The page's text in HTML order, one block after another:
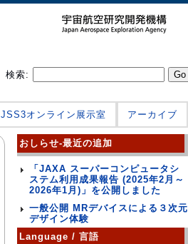
検索:
JSS3オンライン展示室 アーカイブ
おしらせ-最近の追加
「JAXA スーパーコンピュータシ
ステム利用成果報告 (2025年2月～
2026年1月)」を公開しました
一般公開 MRデバイスによる３次元
デザイン体験
Language / 言語